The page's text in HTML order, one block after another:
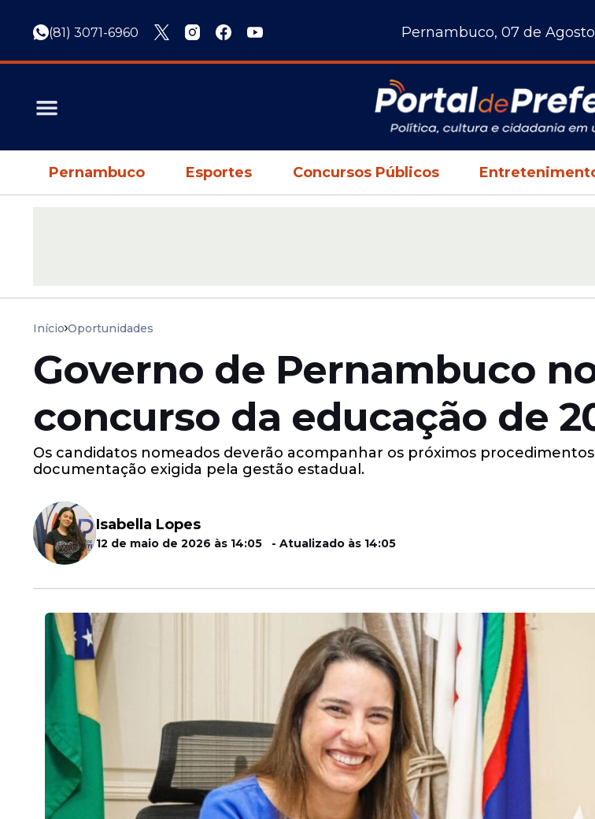
(81) 3071-6960 Pernambuco, 07 de
Pernambuco Esportes Concursos Públicos
Início Oportunidades
Governo de Pernambuco
concurso da educação de
Os candidatos nomeados deverão acompanhar os próximos
documentação exigida pela gestão estadual.
Isabella Lopes
12 de maio de 2026 às 14:05 - Atualizado às 14:05